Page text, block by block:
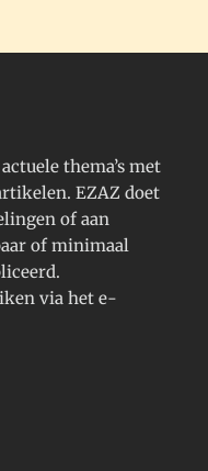
thema’s met
EZAZ doet
of aan
of minimaal
via het e-